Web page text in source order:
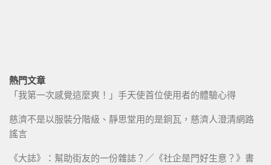
熱門文章
「我第一次感覺這麼爽！」手天使首位使用者的體驗心得
慈濟不是以服裝分階級、靜思堂用的是銅瓦，慈濟人澄清網路
謠言
《大誌》：幫助街友的一份雜誌？／《社企是門好生意？》書